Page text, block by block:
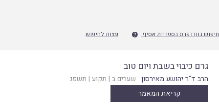
חיפוש בוורדפרס בספריית אסיף  עצות לחיפוש
גרם כיבוי בשבת ויום טוב
הרב ד"ר יהושע מאירסון שערים ב | תקוע | תשפג
קריאת המאמר